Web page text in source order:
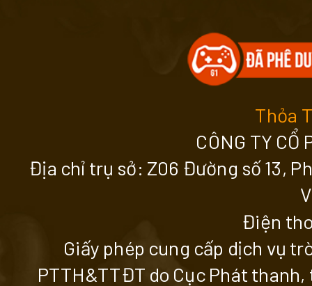
Thỏa
CÔNG TY CỔ
Địa chỉ trụ sở: Z06 Đường số 13,
Điện
Giấy phép cung cấp dịch vụ
PTTH&TTĐT do Cục Phát